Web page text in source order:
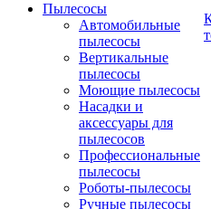
Пылесосы
Автомобильные
пылесосы
Вертикальные
пылесосы
Моющие пылесосы
Насадки и
аксессуары для
пылесосов
Профессиональные
пылесосы
Роботы-пылесосы
Ручные пылесосы